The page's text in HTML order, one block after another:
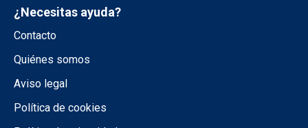
¿Necesitas ayuda?
Contacto
Quiénes somos
Aviso legal
Política de cookies